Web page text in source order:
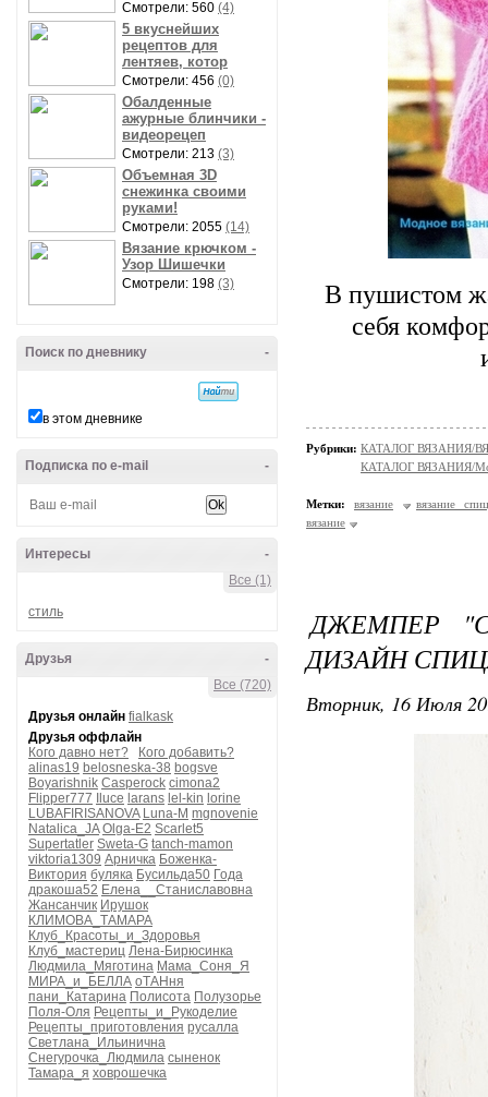
Смотрели: 560 (4)
5 вкуснейших
рецептов для
лентяев, котор
Смотрели: 456 (0)
Обалденные
ажурные блинчики -
видеорецеп
Смотрели: 213 (3)
Объемная 3D
снежинка своими
руками!
Смотрели: 2055 (14)
Вязание крючком -
Узор Шишечки
Смотрели: 198 (3)
-
Поиск по дневнику
в этом дневнике
-
Подписка по e-mail
-
Интересы
Все (1)
стиль
-
Друзья
Все (720)
Друзья онлайн fialkask
Друзья оффлайн
Кого давно нет?
Кого добавить?
alinas19 belosneska-38 bogsve
Boyarishnik Casperock cimona2
Flipper777
Iluce larans lel-kin lorine
LUBAFIRISANOVA Luna-M mgnovenie
Natalica_JA Olga-E2 Scarlet5
Supertatler Sweta-G tanch-mamon
viktoria1309 Арничка Боженка-
Виктория буляка Бусильда50 Года
дракоша52 Елена__Станиславовна
Жансанчик Ирушок
КЛИМОВА_ТАМАРА
Клуб_Красоты_и_Здоровья
Клуб_мастериц Лена-Бирюсинка
Людмила_Мяготина Мама_Соня_Я
МИРА_и_БЕЛЛА оТАНня
пани_Катарина Полисота Полузорье
Поля-Оля Рецепты_и_Рукоделие
Рецепты_приготовления русалла
Светлана_Ильинична
Снегурочка_Людмила сыненок
Тамара_я ховрошечка
В пушистом
себя
Рубрики: КАТАЛОГ ВЯЗАНИЯ/
КАТАЛОГ ВЯЗАНИЯ/
Метки: вязание
вязание
вязание
ДЖЕМПЕР
ДИЗАЙН
Вторник, 16 Июля